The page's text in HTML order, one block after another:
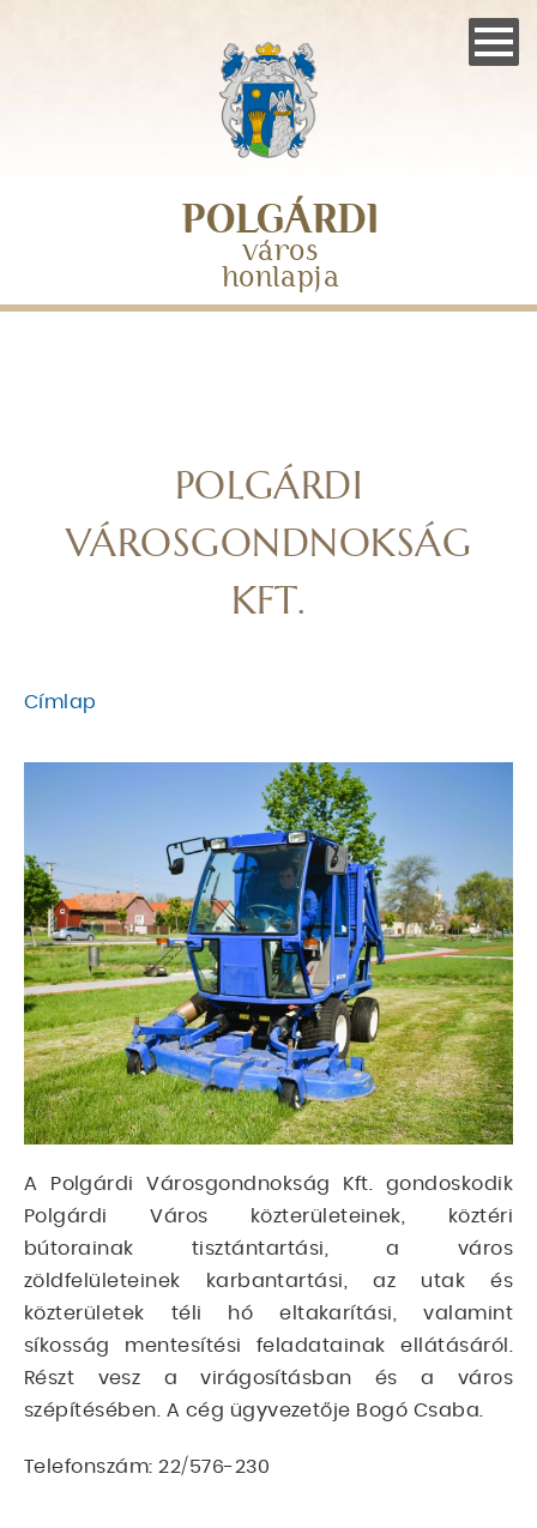
POLGÁRDI
város
honlapja
POLGÁRDI
VÁROSGONDNOKSÁG
KFT.
MORZSA
Címlap
A Polgárdi Városgondnokság Kft. gondoskodik
Polgárdi Város közterületeinek, köztéri
bútorainak tisztántartási, a város
zöldfelületeinek karbantartási, az utak és
közterületek téli hó eltakarítási, valamint
síkosság mentesítési feladatainak ellátásáról.
Részt vesz a virágosításban és a város
szépítésében. A cég ügyvezetője Bogó Csaba.
Telefonszám: 22/576-230